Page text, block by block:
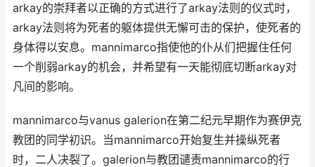
arkay的崇拜者以正确的方式进行了arkay法则的仪式时，
arkay法则将为死者的躯体提供无懈可击的保护，使死者的
身体得以安息。mannimarco指使他的仆从们把握住任何
一个削弱arkay的机会，并希望有一天能彻底切断arkay对
凡间的影响。
mannimarco与vanus galerion在第二纪元早期作为赛伊克
教团的同学初识。当mannimarco开始复生并操纵死者
时，二人决裂了。galerion与教团谴责mannimarco的行